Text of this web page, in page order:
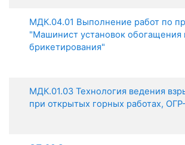
МДК.04.01 Выполнение работ по
"Машинист установок обогащения
брикетирования"
МДК.01.03 Технология ведения
при открытых горных работах,